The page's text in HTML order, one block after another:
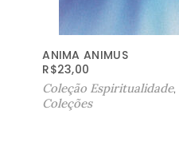
ANIMA ANIMUS
R$23,00
Coleção Espiritualidade,
Coleções